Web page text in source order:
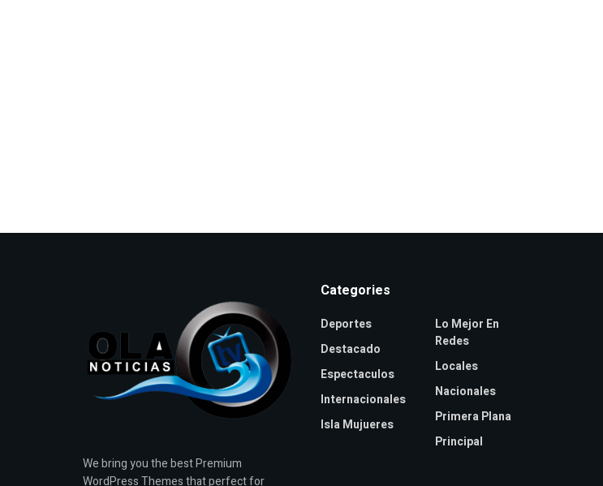
We bring you the best Premium
WordPress Themes that perfect for
Categories
Deportes
Destacado
Espectaculos
Internacionales
Isla Mujueres
Lo Mejor En
Redes
Locales
Nacionales
Primera Plana
Principal